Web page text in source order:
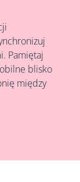
Pamiętaj
blisko
między